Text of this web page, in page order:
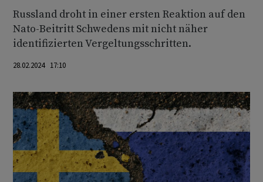
Russland droht in einer ersten Reaktion auf den
Nato-Beitritt Schwedens mit nicht näher
identifizierten Vergeltungsschritten.
28.02.2024 17:10